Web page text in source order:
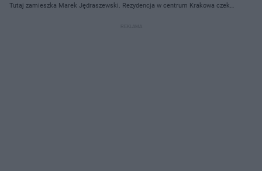
Tutaj zamieszka Marek Jędraszewski. Rezydencja w centrum Krakowa czeka